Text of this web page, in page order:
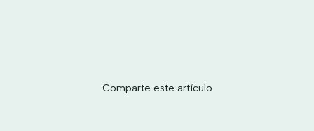
Comparte este artículo